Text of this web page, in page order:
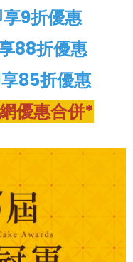
9折優惠
88折優惠
85折優惠
優惠合併*